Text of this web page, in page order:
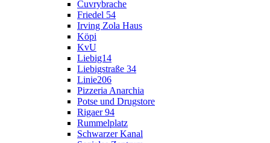
Cuvrybrache
Friedel 54
Irving Zola Haus
Köpi
KvU
Liebig14
Liebigstraße 34
Linie206
Pizzeria Anarchia
Potse und Drugstore
Rigaer 94
Rummelplatz
Schwarzer Kanal